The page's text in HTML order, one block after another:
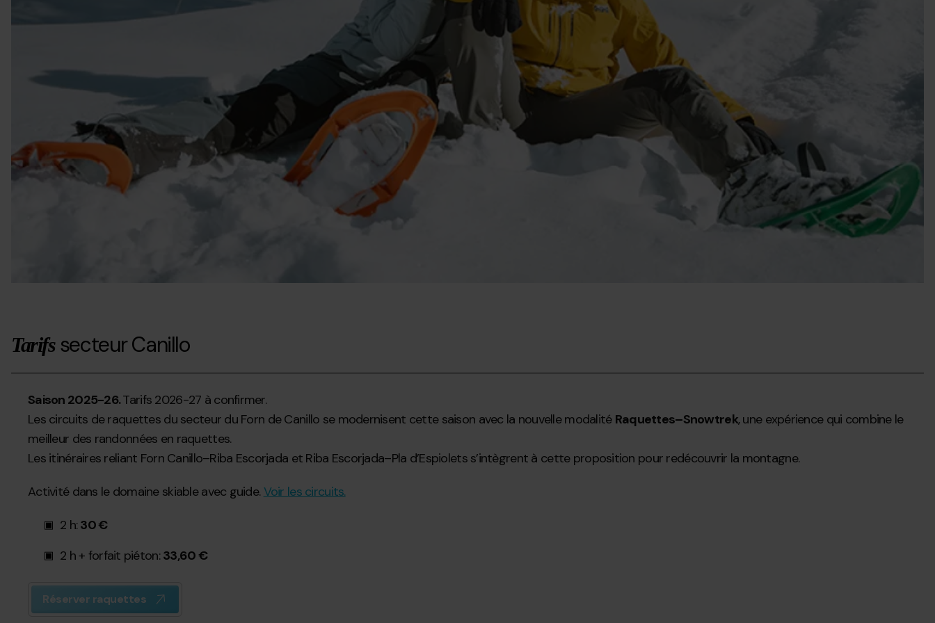
Tarifs secteur Canillo
Saison 2025-26.Tarifs 2026-27 à confirmer.
Les circuits de raquettes du secteur du Forn de Canillo se modernisent cette saison avec la nouvelle modalité Raquettes–Snowtrek, une expérience qui combine le
meilleur des randonnées en raquettes.
Les itinéraires reliant Forn Canillo–Riba Escorjada et Riba Escorjada–Pla d’Espiolets s’intègrent à cette proposition pour redécouvrir la montagne.
Activité dans le domaine skiable avec guide. Voir les circuits.
2 h: 30 €
2 h + forfait piéton: 33,60 €
Réserver raquettes